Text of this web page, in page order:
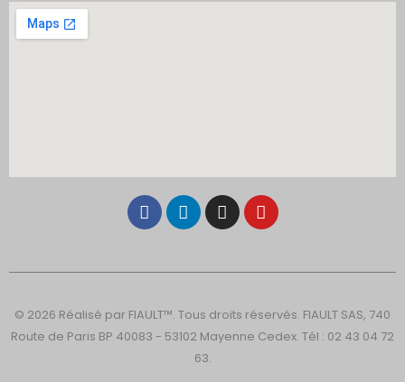
© 2026 Réalisé par FIAULT™. Tous droits réservés. FIAULT SAS, 740
Route de Paris BP 40083 - 53102 Mayenne Cedex. Tél : 02 43 04 72
63.